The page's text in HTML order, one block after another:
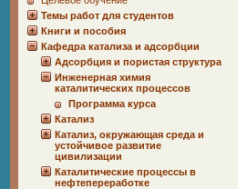
Темы работ для студентов
Книги и пособия
Кафедра катализа и адсорбции
Адсорбция и пористая структура
Инженерная химия
каталитических процессов
Программа курса
Катализ
Катализ, окружающая среда и
устойчивое развитие
цивилизации
Каталитические процессы в
нефтепереработке